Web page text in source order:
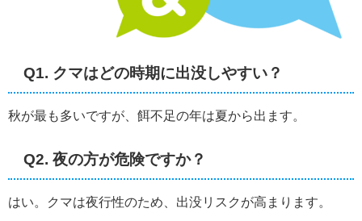
Q1. クマはどの時期に出没しやすい？
秋が最も多いですが、餌不足の年は夏から出ます。
Q2. 夜の方が危険ですか？
はい。クマは夜行性のため、出没リスクが高まります。